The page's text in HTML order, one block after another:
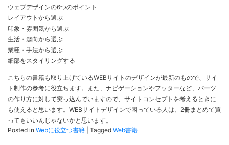
ウェブデザインの6つのポイント
レイアウトから選ぶ
印象・雰囲気から選ぶ
生活・趣向から選ぶ
業種・手法から選ぶ
細部をスタイリングする
こちらの書籍も取り上げているWEBサイトのデザインが最新のもので、サイ
ト制作の参考に役立ちます。また、ナビゲーションやフッターなど、パーツ
の作り方に対して突っ込んでいますので、サイトコンセプトを考えるときに
も使えると思います。WEBサイトデザインで困っている人は、2冊まとめて買
ってもいいんじゃないかと思います。
Posted in Webに役立つ書籍 Tagged Web書籍